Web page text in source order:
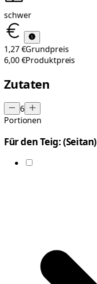
schwer
1,27 €Grundpreis
6,00 €Produktpreis
Zutaten
6
Portionen
Für den Teig: (Seitan)